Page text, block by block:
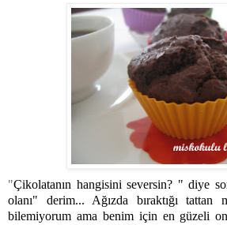
"Çikolatanın hangisini seversin? " diye
olanı" derim... Ağızda bıraktığı tattan
bilemiyorum ama benim için en güzeli